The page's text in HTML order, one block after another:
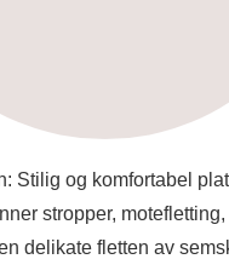
Stilig og komfortabel
stropper,
delikate fletten av